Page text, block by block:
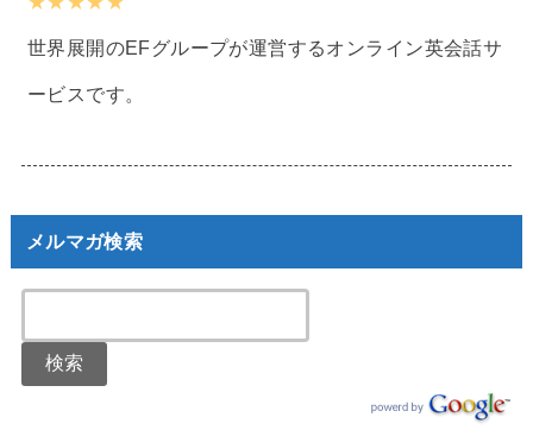
世界展開のEFグループが運営するオンライン英会話サ
ービスです。
メルマガ検索